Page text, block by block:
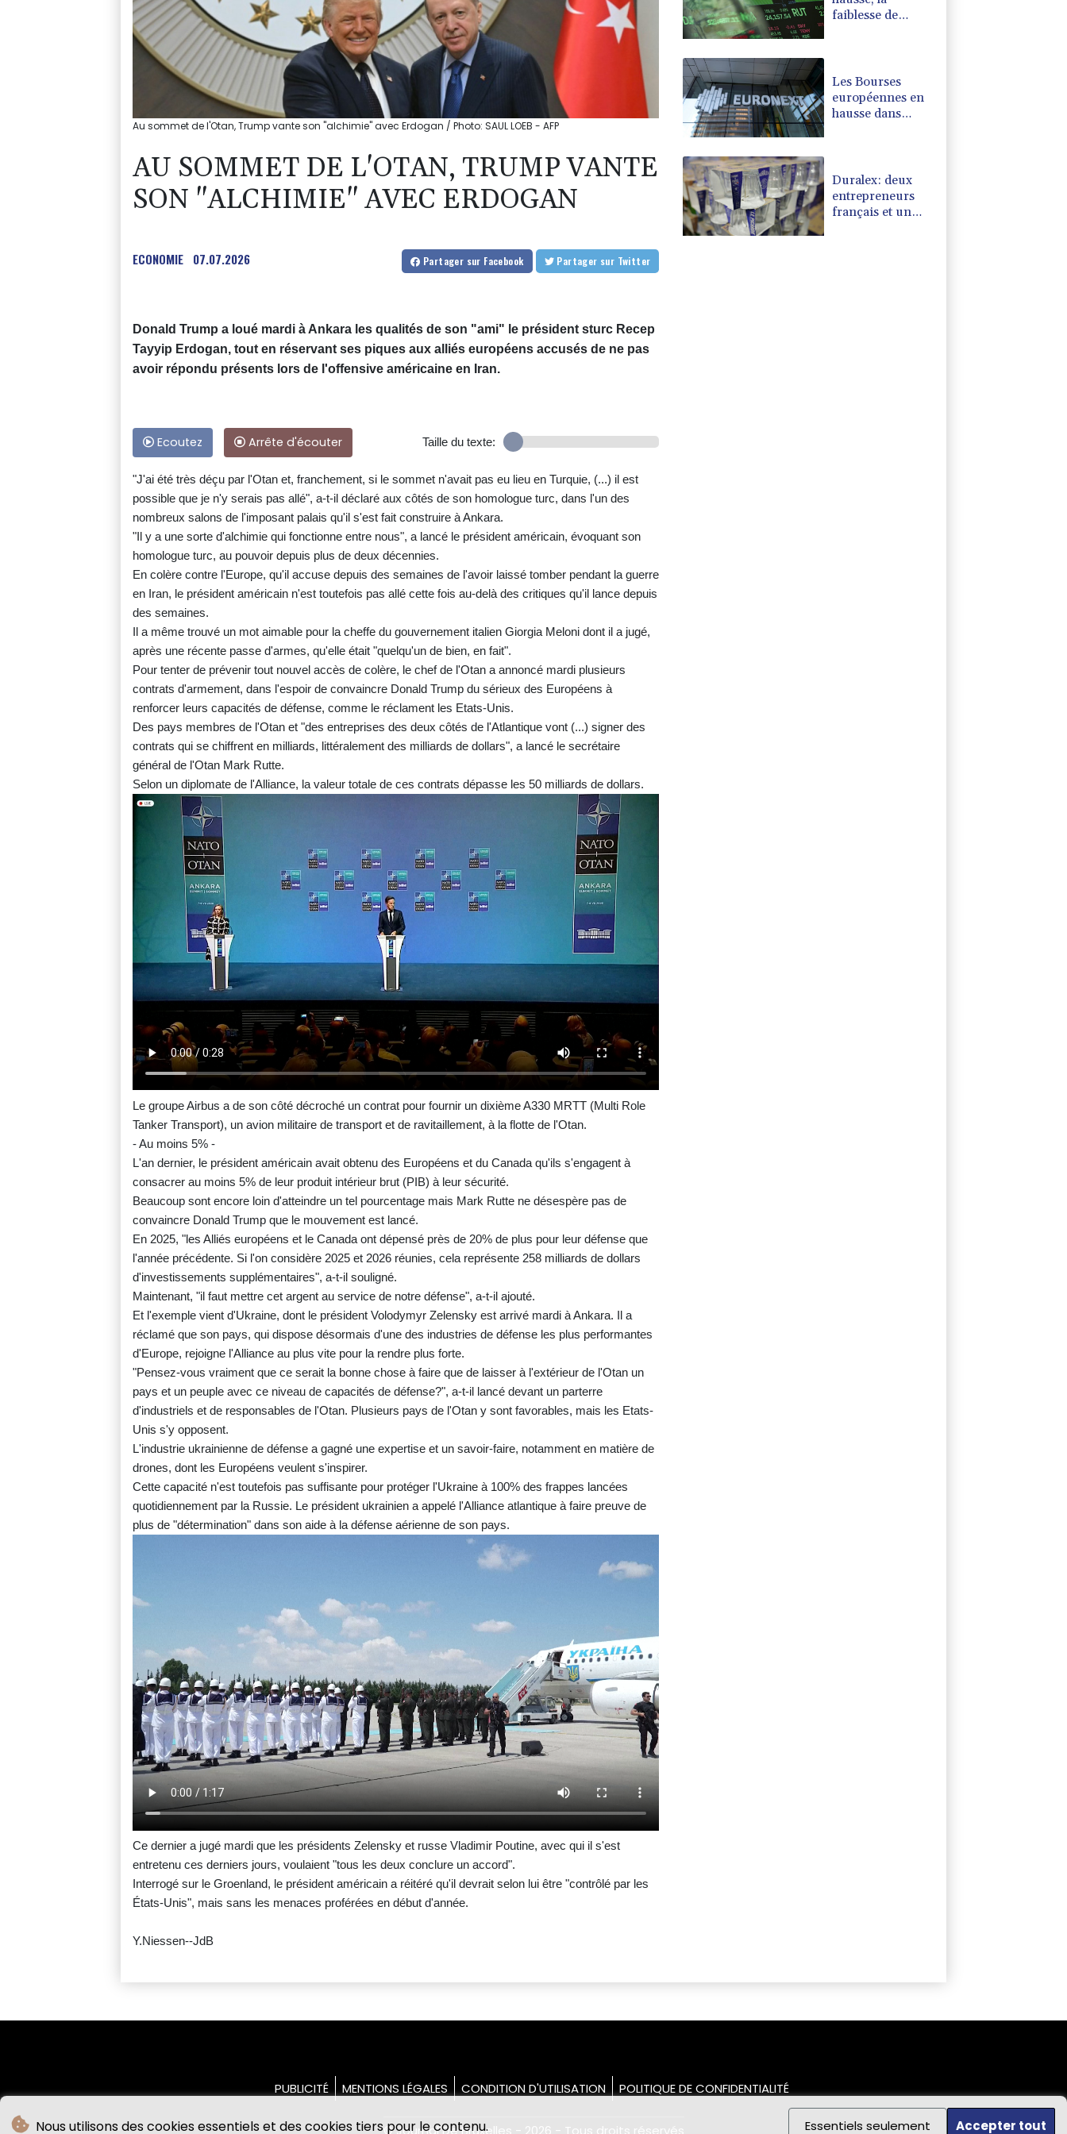
Nous utilisons des cookies essentiels et des cookies tiers pour le contenu. Essentiels seulement Accepter tout
Au sommet de l'Otan, Trump vante son "alchimie" avec Erdogan / Photo: SAUL LOEB - AFP
AU SOMMET DE L'OTAN, TRUMP VANTE
SON "ALCHIMIE" AVEC ERDOGAN
ECONOMIE 07.07.2026 Partager sur Facebook Partager sur Twitter
Donald Trump a loué mardi à Ankara les qualités de son "ami" le président sturc Recep
Tayyip Erdogan, tout en réservant ses piques aux alliés européens accusés de ne pas
avoir répondu présents lors de l'offensive américaine en Iran.
Ecoutez Arrête d'écouter Taille du texte:
"J'ai été très déçu par l'Otan et, franchement, si le sommet n'avait pas eu lieu en Turquie, (...) il est
possible que je n'y serais pas allé", a-t-il déclaré aux côtés de son homologue turc, dans l'un des
nombreux salons de l'imposant palais qu'il s'est fait construire à Ankara.
"Il y a une sorte d'alchimie qui fonctionne entre nous", a lancé le président américain, évoquant son
homologue turc, au pouvoir depuis plus de deux décennies.
En colère contre l'Europe, qu'il accuse depuis des semaines de l'avoir laissé tomber pendant la guerre
en Iran, le président américain n'est toutefois pas allé cette fois au-delà des critiques qu'il lance depuis
des semaines.
Il a même trouvé un mot aimable pour la cheffe du gouvernement italien Giorgia Meloni dont il a jugé,
après une récente passe d'armes, qu'elle était "quelqu'un de bien, en fait".
Pour tenter de prévenir tout nouvel accès de colère, le chef de l'Otan a annoncé mardi plusieurs
contrats d'armement, dans l'espoir de convaincre Donald Trump du sérieux des Européens à
renforcer leurs capacités de défense, comme le réclament les Etats-Unis.
Des pays membres de l'Otan et "des entreprises des deux côtés de l'Atlantique vont (...) signer des
contrats qui se chiffrent en milliards, littéralement des milliards de dollars", a lancé le secrétaire
général de l'Otan Mark Rutte.
Selon un diplomate de l'Alliance, la valeur totale de ces contrats dépasse les 50 milliards de dollars.
Le groupe Airbus a de son côté décroché un contrat pour fournir un dixième A330 MRTT (Multi Role
Tanker Transport), un avion militaire de transport et de ravitaillement, à la flotte de l'Otan.
- Au moins 5% -
L'an dernier, le président américain avait obtenu des Européens et du Canada qu'ils s'engagent à
consacrer au moins 5% de leur produit intérieur brut (PIB) à leur sécurité.
Beaucoup sont encore loin d'atteindre un tel pourcentage mais Mark Rutte ne désespère pas de
convaincre Donald Trump que le mouvement est lancé.
En 2025, "les Alliés européens et le Canada ont dépensé près de 20% de plus pour leur défense que
l'année précédente. Si l'on considère 2025 et 2026 réunies, cela représente 258 milliards de dollars
d'investissements supplémentaires", a-t-il souligné.
Maintenant, "il faut mettre cet argent au service de notre défense", a-t-il ajouté.
Et l'exemple vient d'Ukraine, dont le président Volodymyr Zelensky est arrivé mardi à Ankara. Il a
réclamé que son pays, qui dispose désormais d'une des industries de défense les plus performantes
d'Europe, rejoigne l'Alliance au plus vite pour la rendre plus forte.
"Pensez-vous vraiment que ce serait la bonne chose à faire que de laisser à l'extérieur de l'Otan un
pays et un peuple avec ce niveau de capacités de défense?", a-t-il lancé devant un parterre
d'industriels et de responsables de l'Otan. Plusieurs pays de l'Otan y sont favorables, mais les Etats-
Unis s'y opposent.
L'industrie ukrainienne de défense a gagné une expertise et un savoir-faire, notamment en matière de
drones, dont les Européens veulent s'inspirer.
Cette capacité n'est toutefois pas suffisante pour protéger l'Ukraine à 100% des frappes lancées
quotidiennement par la Russie. Le président ukrainien a appelé l'Alliance atlantique à faire preuve de
plus de "détermination" dans son aide à la défense aérienne de son pays.
Ce dernier a jugé mardi que les présidents Zelensky et russe Vladimir Poutine, avec qui il s'est
entretenu ces derniers jours, voulaient "tous les deux conclure un accord".
Interrogé sur le Groenland, le président américain a réitéré qu'il devrait selon lui être "contrôlé par les
États-Unis", mais sans les menaces proférées en début d'année.
Y.Niessen--JdB
faiblesse de
Les Bourses
européennes en
hausse dans
américain
Duralex: deux
entrepreneurs
français et un
PUBLICITÉ MENTIONS LÉGALES CONDITION D'UTILISATION POLITIQUE DE CONFIDENTIALITÉ
© Journal De Bruxelles - 2026 - Tous droits réservés